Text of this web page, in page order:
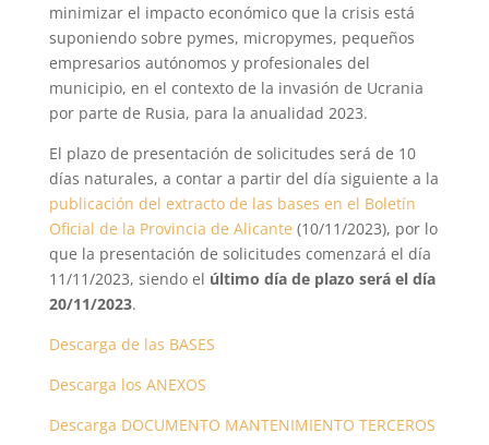
minimizar el impacto económico que la crisis está
suponiendo sobre pymes, micropymes, pequeños
empresarios autónomos y profesionales del
municipio, en el contexto de la invasión de Ucrania
por parte de Rusia, para la anualidad 2023.
El plazo de presentación de solicitudes será de 10
días naturales, a contar a partir del día siguiente a la
publicación del extracto de las bases en el Boletín
Oficial de la Provincia de Alicante (10/11/2023), por lo
que la presentación de solicitudes comenzará el día
11/11/2023, siendo el último día de plazo será el día
20/11/2023.
Descarga de las BASES
Descarga los ANEXOS
Descarga DOCUMENTO MANTENIMIENTO TERCEROS